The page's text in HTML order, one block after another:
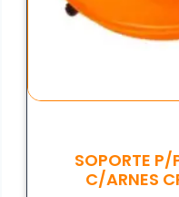
SOPORTE P/
C/ARNES